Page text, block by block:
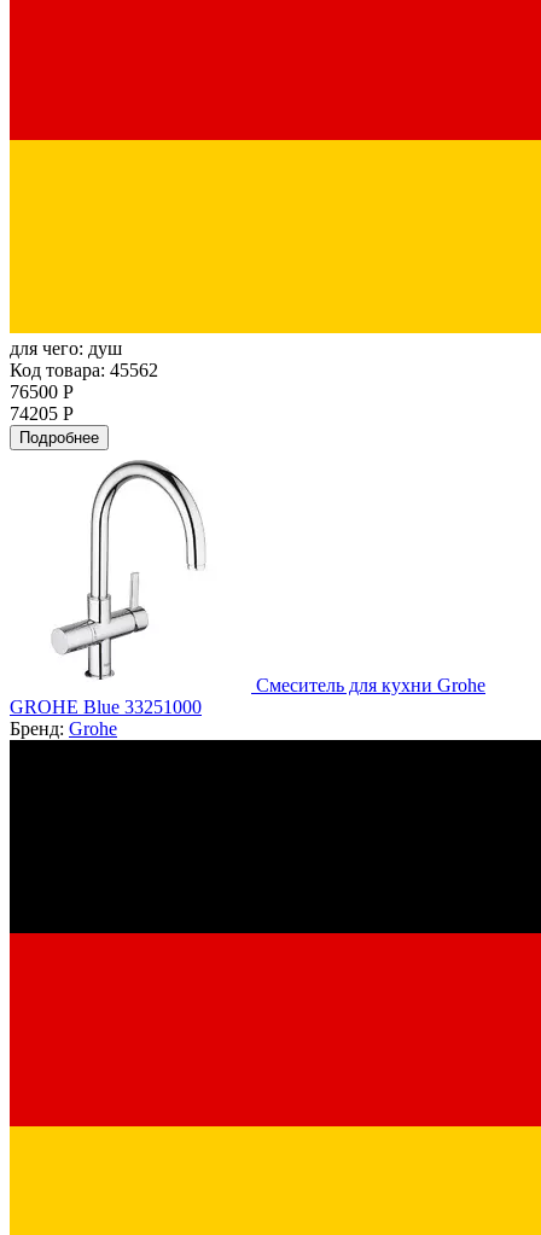
для чего: душ
Код товара: 45562
76500 Р
74205 Р
Подробнее
Смеситель для кухни Grohe
GROHE Blue 33251000
Бренд: Grohe